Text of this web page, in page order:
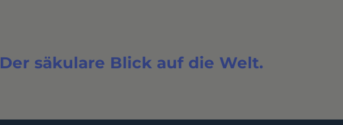
Der säkulare Blick auf die Welt.